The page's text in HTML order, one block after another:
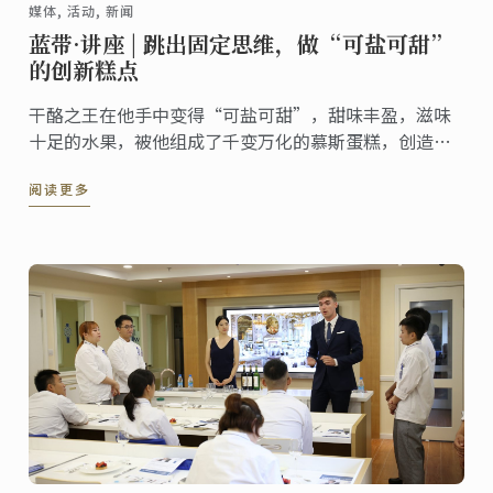
媒体, 活动, 新闻
蓝带·讲座 | 跳出固定思维，做“可盐可甜”
的创新糕点
干酪之王在他手中变得“可盐可甜”，甜味丰盈，滋味
十足的水果，被他组成了千变万化的慕斯蛋糕，创造
周蓝带客座讲师邢志强。
阅读更多